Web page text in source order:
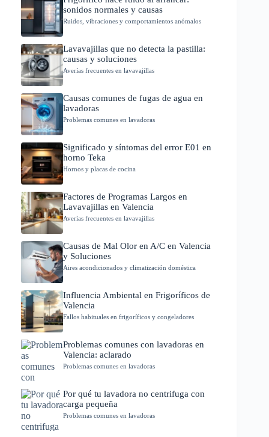
sonidos normales y causas
Ruidos, vibraciones y comportamientos anómalos
Lavavajillas que no detecta la pastilla:
causas y soluciones
Averías frecuentes en lavavajillas
Causas comunes de fugas de agua en
lavadoras
Problemas comunes en lavadoras
Significado y síntomas del error E01 en
horno Teka
Hornos y placas de cocina
Factores de Programas Largos en
Lavavajillas en Valencia
Averías frecuentes en lavavajillas
Causas de Mal Olor en A/C en Valencia
y Soluciones
Aires acondicionados y climatización doméstica
Influencia Ambiental en Frigoríficos de
Valencia
Fallos habituales en frigoríficos y congeladores
Problemas comunes con lavadoras en
Valencia: aclarado
Problemas comunes en lavadoras
Por qué tu lavadora no centrifuga con
carga pequeña
Problemas comunes en lavadoras